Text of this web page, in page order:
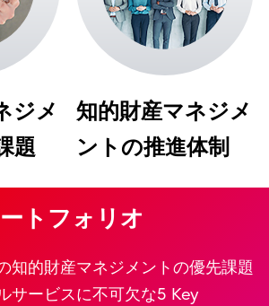
ジメ
題
知的財産マネジメ
ントの推進体制
トフォリオ
知的財産マネジメントの優先課題
サービスに不可欠な5 Key